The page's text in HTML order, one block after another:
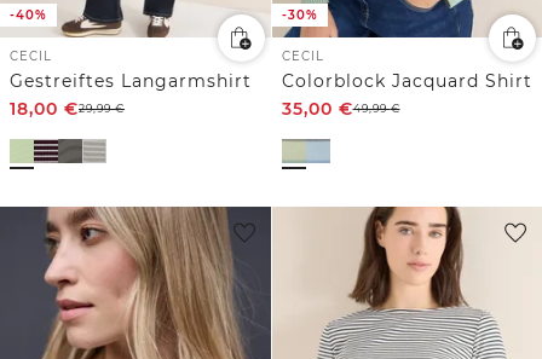
-40%
CECIL
Gestreiftes Langarmshirt
18,00 €29,99€
-30%
CECIL
Colorblock Jacquard Shirt
35,00 €49,99€